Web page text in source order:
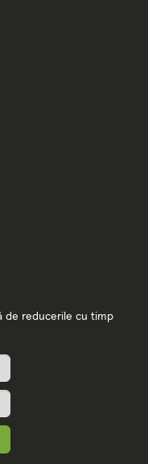
de reducerile cu timp